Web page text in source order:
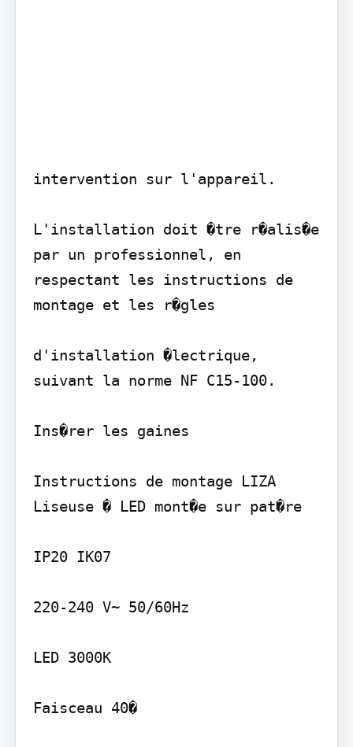
intervention sur l'appareil.
L'installation doit �tre r�alis�e
par un professionnel, en
respectant les instructions de
montage et les r�gles
d'installation �lectrique,
suivant la norme NF C15-100.
Ins�rer les gaines
Instructions de montage LIZA
Liseuse � LED mont�e sur pat�re
IP20 IK07
220-240 V~ 50/60Hz
LED 3000K
Faisceau 40�